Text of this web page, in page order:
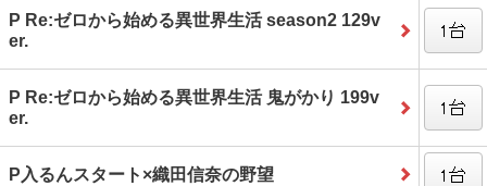
P Re:ゼロから始める異世界生活 season2 129v
er.
P Re:ゼロから始める異世界生活 鬼がかり 199v
er.
P入るんスタート×織田信奈の野望